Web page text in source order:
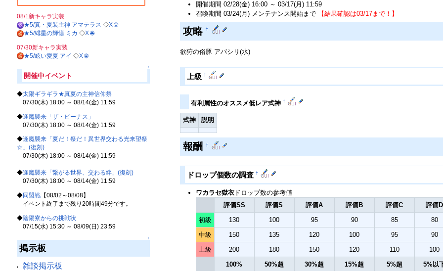
08/1新キャラ実装
★5/真・夏装主神 アマテラス ◇X🌐
★5/緋星の輝憶 ミカ ◇X🌐
07/30新キャラ実装
★5/眩い愛夏 アイ ◇X🌐
↑
開催中イベント
◆太陽ギラギラ★真夏の主神信仰祭
07/30(木) 18:00 ～ 08/14(金) 11:59
◆逢魔襲来「ザ・ビーナス」
07/30(木) 18:00 ～ 08/14(金) 11:59
◆逢魔襲来「夏だ！祭だ！異世界交わる光来望祭
☆」(復刻)
07/30(木) 18:00 ～ 08/14(金) 11:59
◆逢魔襲来「繋がる世界、交わる絆」(復刻)
07/30(木) 18:00 ～ 08/14(金) 11:59
◆同盟戦【08/02～08/08】
イベント終了まで残り20時間49分です。
◆陰陽寮からの挑戦状
07/15(水) 15:30 ～ 08/09(日) 23:59
↑
掲示板
雑談掲示板
開催期間 02/28(金) 16:00 ～ 03/17(月) 11:59
召喚期間 03/24(月) メンテナンス開始まで
【結果確認は03/17まで！】
攻略 †
欲狩の俗豚 アバシリ(水)
上級†
有利属性のオススメ低レア式神 †
式神 説明
報酬 †
ドロップ個数の調査†
ワカラセ獄衣ドロップ数の参考値
評価SS
評価S 評価A 評価B 評価C 評価D
100% 50%超 30%超 15%超 5%超 5%以
初級 130 100 95 90 85
80
中級
150 135 120 100 95
90
上級
200 180 150 120 110 100